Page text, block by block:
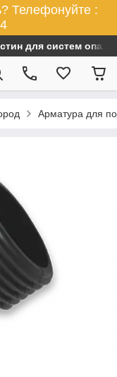
Телефонуйте :
для систем
Арматура для